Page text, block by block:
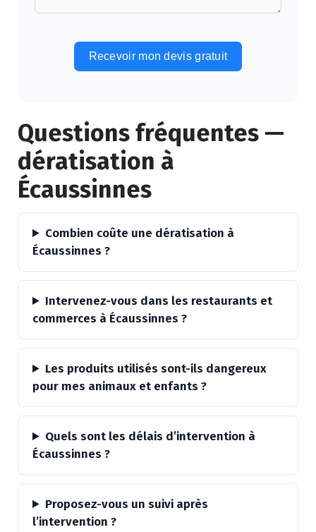
Recevoir mon devis gratuit
Questions fréquentes —
dératisation à
Écaussinnes
Combien coûte une dératisation à
Écaussinnes ?
Intervenez-vous dans les restaurants et
commerces à Écaussinnes ?
Les produits utilisés sont-ils dangereux
pour mes animaux et enfants ?
Quels sont les délais d’intervention à
Écaussinnes ?
Proposez-vous un suivi après
l’intervention ?